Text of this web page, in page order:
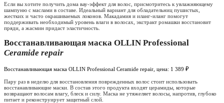
Если вы хотите получить дома вау-эффект для волос, присмотритесь к увлажняющему
шампуню с маслами в составе. Идеальный вариант для обладательниц пушистых,
жестких и часто окрашиваемых локонов. Макадамия и иланг-иланг помогут
поддерживать необходимый уровень влаги в волосах, экстракт ромашки восстановит
пряди, а жасмин придаст эластичность.
Восстанавливающая маска OLLIN Professional
Ceramide repair
Восстанавливающая маска OLLIN Professional Ceramide repair, цена: 1 389 ₽
Пару раз в неделю для восстановления поврежденных волос стоит использовать
восстанавливающие маски. В состав этого продукта входят церамиды, которые
возвращают волосам влагу, блеск и силу. Маска не утяжеляет волосы, напротив, глубоко
питает и реконструирует защитный слой.